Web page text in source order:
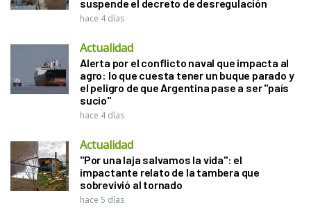
suspende el decreto de desregulación
hace 4 días
Actualidad
Alerta por el conflicto naval que impacta al
agro: lo que cuesta tener un buque parado y
el peligro de que Argentina pase a ser "país
sucio"
hace 4 días
Actualidad
"Por una laja salvamos la vida": el
impactante relato de la tambera que
sobrevivió al tornado
hace 5 días